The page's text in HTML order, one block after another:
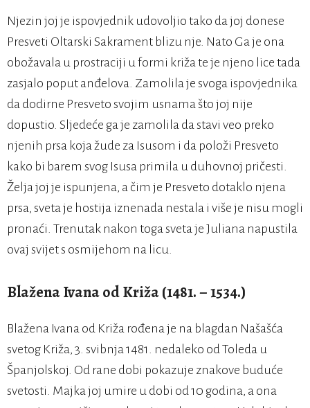
Njezin joj je ispovjednik udovoljio tako da joj donese
Presveti Oltarski Sakrament blizu nje. Nato Ga je ona
obožavala u prostraciji u formi križa te je njeno lice tada
zasjalo poput anđelova. Zamolila je svoga ispovjednika
da dodirne Presveto svojim usnama što joj nije
dopustio. Sljedeće ga je zamolila da stavi veo preko
njenih prsa koja žude za Isusom i da položi Presveto
kako bi barem svog Isusa primila u duhovnoj pričesti.
Želja joj je ispunjena, a čim je Presveto dotaklo njena
prsa, sveta je hostija iznenada nestala i više je nisu mogli
pronaći. Trenutak nakon toga sveta je Juliana napustila
ovaj svijet s osmijehom na licu.
Blažena Ivana od Križa (1481. – 1534.)
Blažena Ivana od Križa rođena je na blagdan Našašća
svetog Križa, 3. svibnja 1481. nedaleko od Toleda u
Španjolskoj. Od rane dobi pokazuje znakove buduće
svetosti. Majka joj umire u dobi od 10 godina, a ona